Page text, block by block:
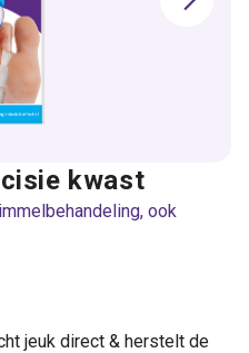
kwast
ook
jeuk direct & herstelt de